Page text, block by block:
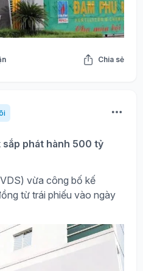
Chia sẻ
sắp phát hành 500 tỷ
vừa công bố kế
từ trái phiếu vào ngày